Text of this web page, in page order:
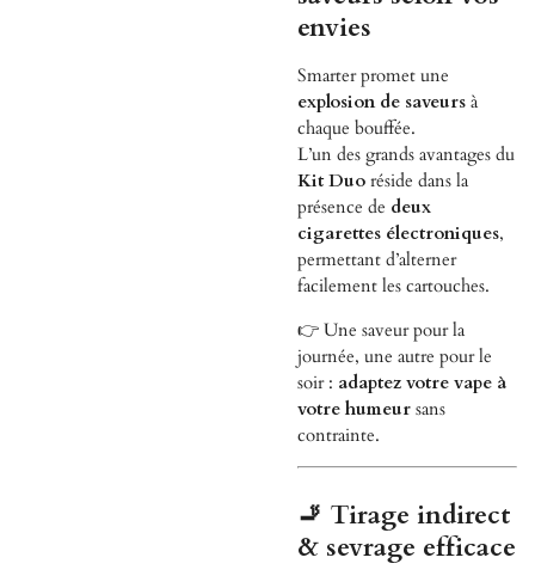
envies
Smarter promet une
explosion de saveurs à
chaque bouffée.
L’un des grands avantages du
Kit Duo réside dans la
présence de deux
cigarettes électroniques,
permettant d’alterner
facilement les cartouches.
👉 Une saveur pour la
journée, une autre pour le
soir : adaptez votre vape à
votre humeur sans
contrainte.
🚬 Tirage indirect
& sevrage efficace